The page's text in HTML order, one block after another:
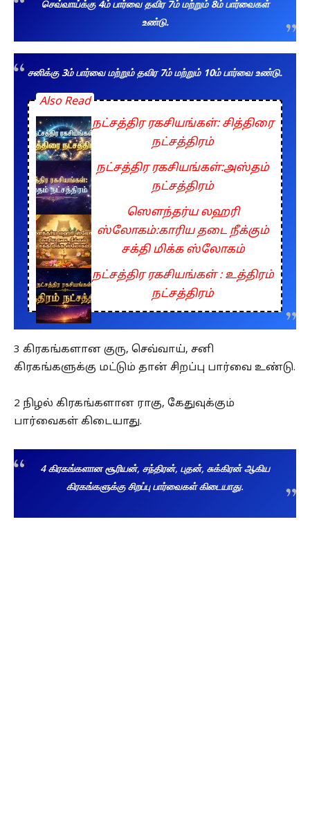
செவ்வாய்க்கு 4ம் பார்வை தவிர 7ம் மற்றும் 8ம் பார்வைகள்
உண்டு.
சனிக்கு 3ம் பார்வை மற்றும் தவிர 7ம் மற்றும் 10ம் பார்வை உண்டு.
Also Read
நட்சத்திர ரகசியங்கள்: சித்திரை
நட்சத்திரம்
நட்சத்திர ரகசியங்கள்:அஸ்தம்
நட்சத்திரம்
ஸௌந்தர்ய லஹரி
ஸ்லோகம்:காரிய தடை நீக்கும்
சக்தி மிக்க ஸ்லோகம்
நட்சத்திர ரகசியங்கள் : உத்திரம்
நட்சத்திரம்
3 கிரகங்களான குரு, செவ்வாய், சனி
கிரகங்களுக்கு மட்டும் தான் சிறப்பு பார்வை உண்டு.
2 நிழல் கிரகங்களான ராகு, கேதுவுக்கும்
பார்வைகள் கிடையாது.
4 கிரகங்களான சூரியன், சந்திரன், புதன், சுக்கிரன் ஆகிய
கிரகங்களுக்கு சிறப்பு பார்வைகள் கிடையாது.